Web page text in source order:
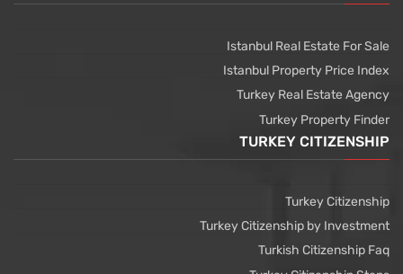
Istanbul Real Estate For Sale
Istanbul Property Price Index
Turkey Real Estate Agency
Turkey Property Finder
TURKEY CITIZENSHIP
Turkey Citizenship
Turkey Citizenship by Investment
Turkish Citizenship Faq